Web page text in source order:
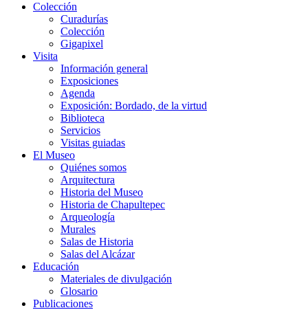
Colección
Curadurías
Colección
Gigapixel
Visita
Información general
Exposiciones
Agenda
Exposición: Bordado, de la virtud
Biblioteca
Servicios
Visitas guiadas
El Museo
Quiénes somos
Arquitectura
Historia del Museo
Historia de Chapultepec
Arqueología
Murales
Salas de Historia
Salas del Alcázar
Educación
Materiales de divulgación
Glosario
Publicaciones